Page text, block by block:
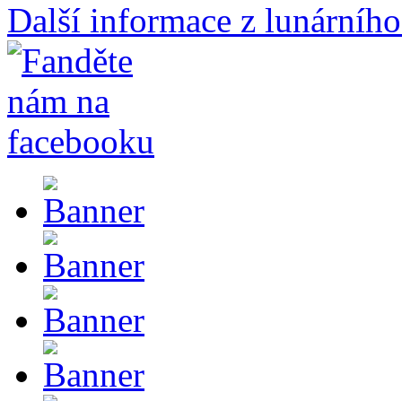
Další informace z